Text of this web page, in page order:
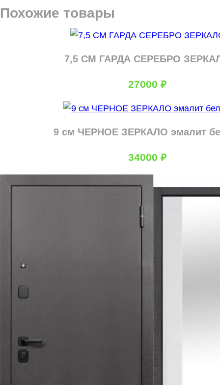
Похожие товары
7,5 СМ ГАРДА СЕРЕБРО
27000 ₽
9 см ЧЕРНОЕ ЗЕРКАЛО эмалит
34000 ₽